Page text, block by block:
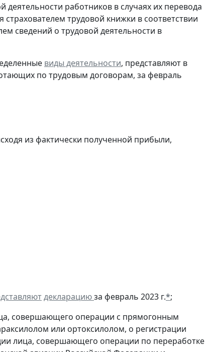
деятельности работников в случаях их перевода
трудовой книжки в соответствии
сведений о трудовой деятельности в
виды деятельности, представляют в
по трудовым договорам, за февраль
из фактически полученной прибыли,
декларациюза февраль 2023 г.*;
совершающего операции с прямогонным
или ортоксилолом, о регистрации
лица, совершающего операции по переработке